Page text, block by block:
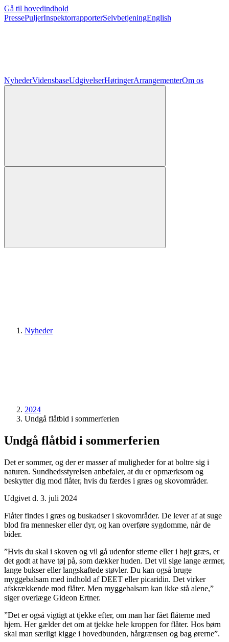
Gå til hovedindhold
PressePuljerInspektorrapporterSelvbetjeningEnglish
NyhederVidensbaseUdgivelserHøringerArrangementerOm os
Nyheder
2024
Undgå flåtbid i sommerferien
Undgå flåtbid i sommerferien
Det er sommer, og der er masser af muligheder for at boltre sig i
naturen. Sundhedsstyrelsen anbefaler, at du er opmærksom og
beskytter dig mod flåter, hvis du færdes i græs og skovområder.
Udgivet d. 3. juli 2024
Flåter findes i græs og buskadser i skovområder. De lever af at suge
blod fra mennesker eller dyr, og kan overføre sygdomme, når de
bider.
”Hvis du skal i skoven og vil gå udenfor stierne eller i højt græs, er
det godt at have tøj på, som dækker huden. Det vil sige lange ærmer,
lange bukser eller langskaftede støvler. Du kan også bruge
myggebalsam med indhold af DEET eller picaridin. Det virker
afskrækkende mod flåter. Men myggebalsam kan ikke stå alene,”
siger overlæge Gideon Ertner.
”Det er også vigtigt at tjekke efter, om man har fået flåterne med
hjem. Her gælder det om at tjekke hele kroppen for flåter. Hos børn
skal man særligt kigge i hovedbunden, hårgrænsen og bag ørerne”.